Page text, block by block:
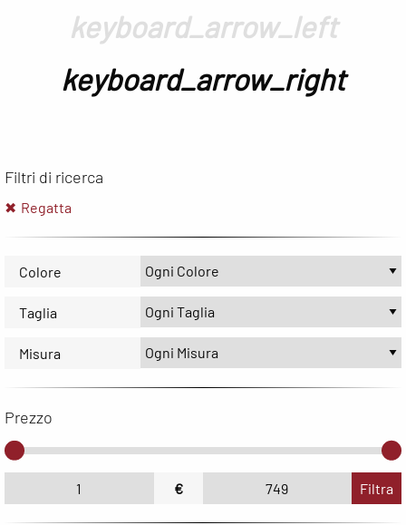
keyboard_arrow_left
keyboard_arrow_right
Filtri di ricerca
Regatta
Colore
Taglia
Misura
Prezzo
€ Filtra